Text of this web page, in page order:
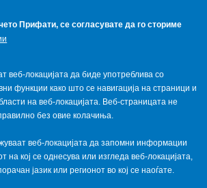
Прифати, се согласувате да го сториме
веб-локацијата да биде употреблива со
функции како што се навигација на страници и
на веб-локацијата. Веб-страницата не
без овие колачиња.
веб-локацијата да запомни информации
на кој се однесува или изгледа веб-локацијата,
јазик или регионот во кој се наоѓате.